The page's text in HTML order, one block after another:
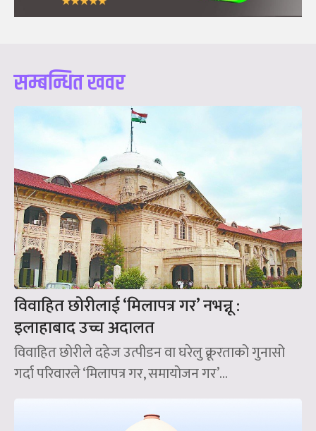
सम्बन्धित खवर
विवाहित छोरीलाई ‘मिलापत्र गर’ नभन्नू :
इलाहाबाद उच्च अदालत
विवाहित छोरीले दहेज उत्पीडन वा घरेलु क्रूरताको गुनासो
गर्दा परिवारले ‘मिलापत्र गर, समायोजन गर’...